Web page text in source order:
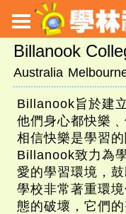
Billanook
Australia
Billanook旨於建
他們身心都快樂
相信快樂是學習的
Billanook致力為
愛的學習環境，鼓
學校非常著重環
態的破壞，它們